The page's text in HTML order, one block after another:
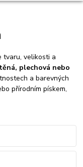
tvaru, velikosti a
plechová nebo
a barevných
přírodním pískem,